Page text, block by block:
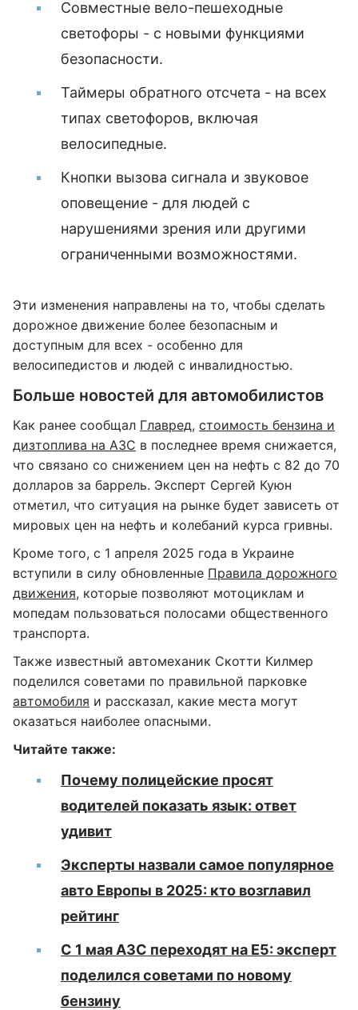
Совместные вело-пешеходные
светофоры - с новыми функциями
безопасности.
Таймеры обратного отсчета - на всех
типах светофоров, включая
велосипедные.
Кнопки вызова сигнала и звуковое
оповещение - для людей с
нарушениями зрения или другими
ограниченными возможностями.
Эти изменения направлены на то, чтобы сделать
дорожное движение более безопасным и
доступным для всех - особенно для
велосипедистов и людей с инвалидностью.
Больше новостей для автомобилистов
Как ранее сообщал Главред, стоимость бензина и
дизтоплива на АЗС в последнее время снижается,
что связано со снижением цен на нефть с 82 до 70
долларов за баррель. Эксперт Сергей Куюн
отметил, что ситуация на рынке будет зависеть от
мировых цен на нефть и колебаний курса гривны.
Кроме того, с 1 апреля 2025 года в Украине
вступили в силу обновленные Правила дорожного
движения, которые позволяют мотоциклам и
мопедам пользоваться полосами общественного
транспорта.
Также известный автомеханик Скотти Килмер
поделился советами по правильной парковке
автомобиля и рассказал, какие места могут
оказаться наиболее опасными.
Читайте также:
Почему полицейские просят
водителей показать язык: ответ
удивит
Эксперты назвали самое популярное
авто Европы в 2025: кто возглавил
рейтинг
С 1 мая АЗС переходят на Е5: эксперт
поделился советами по новому
бензину